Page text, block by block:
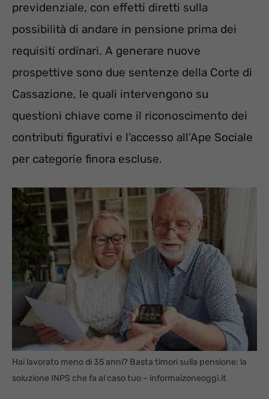
previdenziale, con effetti diretti sulla
possibilità di andare in pensione prima dei
requisiti ordinari. A generare nuove
prospettive sono due sentenze della Corte di
Cassazione, le quali intervengono su
questioni chiave come il riconoscimento dei
contributi figurativi e l’accesso all’Ape Sociale
per categorie finora escluse.
Hai lavorato meno di 35 anni? Basta timori sulla pensione: la
soluzione INPS che fa al caso tuo – informaizoneoggi.it